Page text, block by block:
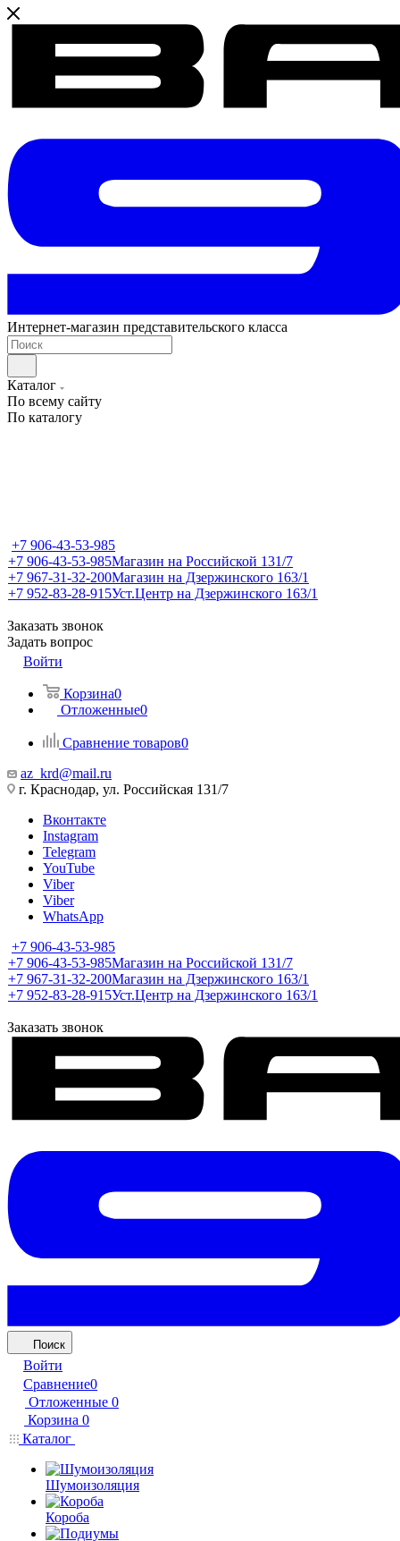
Интернет-магазин представительского класса
Каталог
По всему сайту
По каталогу
+7 906-43-53-985
+7 906-43-53-985Магазин на Российской 131/7
+7 967-31-32-200Магазин на Дзержинского 163/1
+7 952-83-28-915Уст.Центр на Дзержинского 163/1
Заказать звонок
Задать вопрос
Войти
Корзина0
Отложенные0
Сравнение товаров0
az_krd@mail.ru
г. Краснодар, ул. Российская 131/7
Вконтакте
Instagram
Telegram
YouTube
Viber
Viber
WhatsApp
+7 906-43-53-985
+7 906-43-53-985Магазин на Российской 131/7
+7 967-31-32-200Магазин на Дзержинского 163/1
+7 952-83-28-915Уст.Центр на Дзержинского 163/1
Заказать звонок
Поиск
Войти
Сравнение0
Отложенные 0
Корзина 0
Каталог
Шумоизоляция
Короба